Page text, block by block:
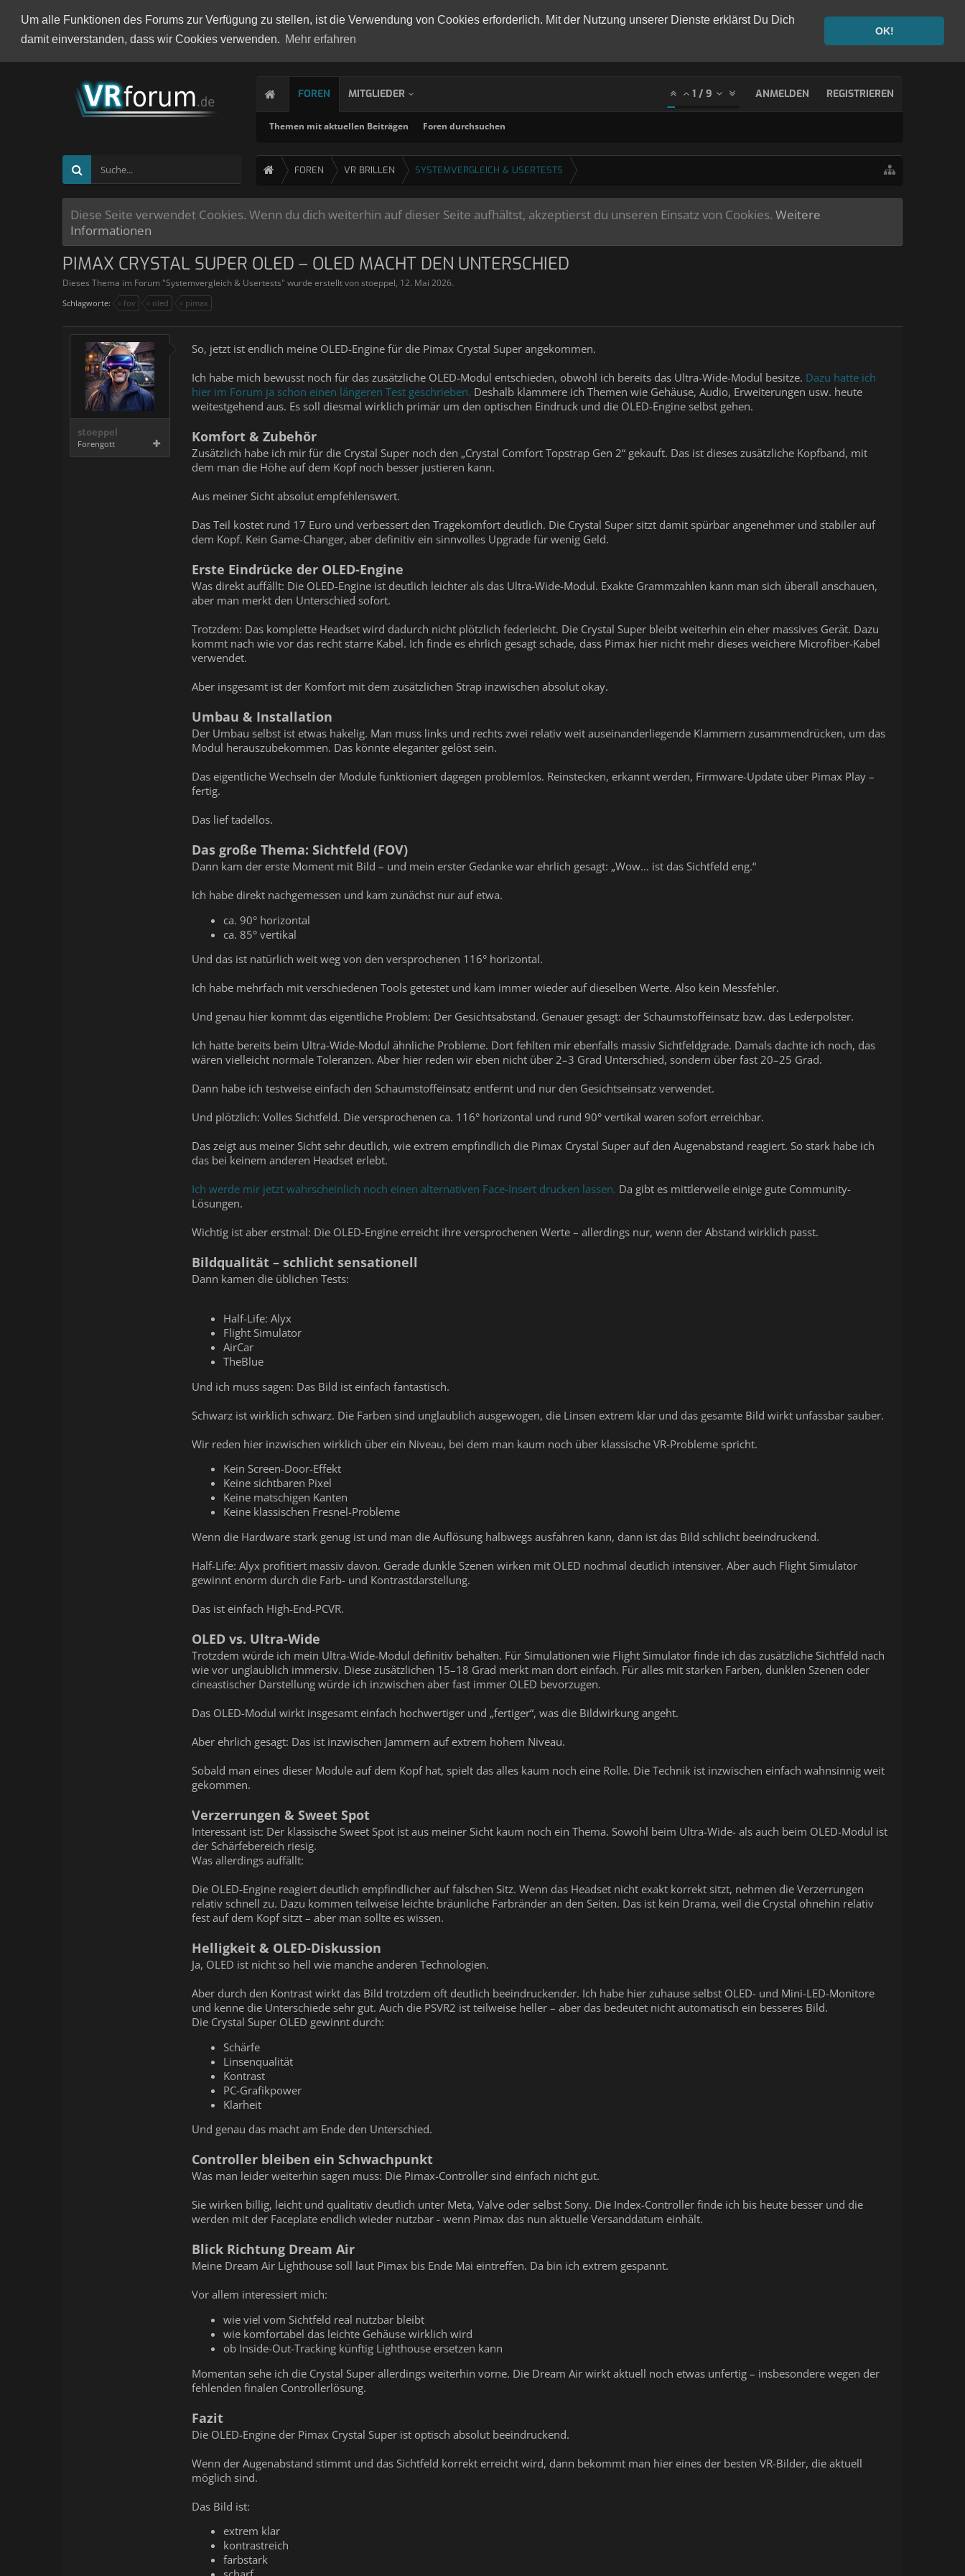
Um alle Funktionen des Forums zur Verfügung zu stellen, ist die Verwendung von Cookies erforderlich. Mit der Nutzung unserer Dienste erklärst Du Dich
damit einverstanden, dass wir Cookies verwenden. Mehr erfahren
OK!
FOREN
Themen mit aktuellen Beiträgen Foren durchsuchen
MITGLIEDER 1 / 9 ANMELDEN REGISTRIEREN
FOREN VR BRILLEN SYSTEMVERGLEICH & USERTESTS
Diese Seite verwendet Cookies. Wenn du dich weiterhin auf dieser Seite aufhältst, akzeptierst du unseren Einsatz von Cookies. Weitere
Informationen
PIMAX CRYSTAL SUPER OLED – OLED MACHT DEN UNTERSCHIED
Dieses Thema im Forum "Systemvergleich & Usertests" wurde erstellt vonstoeppel, 12. Mai 2026.
Schlagworte: fov oled pimax
stoeppel
Forengott
So, jetzt ist endlich meine OLED-Engine für die Pimax Crystal Super angekommen.
Ich habe mich bewusst noch für das zusätzliche OLED-Modul entschieden, obwohl ich bereits das Ultra-Wide-Modul besitze. Dazu hatte ich
hier im Forum ja schon einen längeren Test geschrieben. Deshalb klammere ich Themen wie Gehäuse, Audio, Erweiterungen usw. heute
weitestgehend aus. Es soll diesmal wirklich primär um den optischen Eindruck und die OLED-Engine selbst gehen.
Komfort & Zubehör
Zusätzlich habe ich mir für die Crystal Super noch den „Crystal Comfort Topstrap Gen 2“ gekauft. Das ist dieses zusätzliche Kopfband, mit
dem man die Höhe auf dem Kopf noch besser justieren kann.
Aus meiner Sicht absolut empfehlenswert.
Das Teil kostet rund 17 Euro und verbessert den Tragekomfort deutlich. Die Crystal Super sitzt damit spürbar angenehmer und stabiler auf
dem Kopf. Kein Game-Changer, aber definitiv ein sinnvolles Upgrade für wenig Geld.
Erste Eindrücke der OLED-Engine
Was direkt auffällt: Die OLED-Engine ist deutlich leichter als das Ultra-Wide-Modul. Exakte Grammzahlen kann man sich überall anschauen,
aber man merkt den Unterschied sofort.
Trotzdem: Das komplette Headset wird dadurch nicht plötzlich federleicht. Die Crystal Super bleibt weiterhin ein eher massives Gerät. Dazu
kommt nach wie vor das recht starre Kabel. Ich finde es ehrlich gesagt schade, dass Pimax hier nicht mehr dieses weichere Microfiber-Kabel
verwendet.
Aber insgesamt ist der Komfort mit dem zusätzlichen Strap inzwischen absolut okay.
Umbau & Installation
Der Umbau selbst ist etwas hakelig. Man muss links und rechts zwei relativ weit auseinanderliegende Klammern zusammendrücken, um das
Modul herauszubekommen. Das könnte eleganter gelöst sein.
Das eigentliche Wechseln der Module funktioniert dagegen problemlos. Reinstecken, erkannt werden, Firmware-Update über Pimax Play –
fertig.
Das lief tadellos.
Das große Thema: Sichtfeld (FOV)
Dann kam der erste Moment mit Bild – und mein erster Gedanke war ehrlich gesagt: „Wow… ist das Sichtfeld eng.“
Ich habe direkt nachgemessen und kam zunächst nur auf etwa.
ca. 90° horizontal
ca. 85° vertikal
Und das ist natürlich weit weg von den versprochenen 116° horizontal.
Ich habe mehrfach mit verschiedenen Tools getestet und kam immer wieder auf dieselben Werte. Also kein Messfehler.
Und genau hier kommt das eigentliche Problem: Der Gesichtsabstand. Genauer gesagt: der Schaumstoffeinsatz bzw. das Lederpolster.
Ich hatte bereits beim Ultra-Wide-Modul ähnliche Probleme. Dort fehlten mir ebenfalls massiv Sichtfeldgrade. Damals dachte ich noch, das
wären vielleicht normale Toleranzen. Aber hier reden wir eben nicht über 2–3 Grad Unterschied, sondern über fast 20–25 Grad.
Dann habe ich testweise einfach den Schaumstoffeinsatz entfernt und nur den Gesichtseinsatz verwendet.
Und plötzlich: Volles Sichtfeld. Die versprochenen ca. 116° horizontal und rund 90° vertikal waren sofort erreichbar.
Das zeigt aus meiner Sicht sehr deutlich, wie extrem empfindlich die Pimax Crystal Super auf den Augenabstand reagiert. So stark habe ich
das bei keinem anderen Headset erlebt.
Ich werde mir jetzt wahrscheinlich noch einen alternativen Face-Insert drucken lassen. Da gibt es mittlerweile einige gute Community-
Lösungen.
Wichtig ist aber erstmal: Die OLED-Engine erreicht ihre versprochenen Werte – allerdings nur, wenn der Abstand wirklich passt.
Bildqualität – schlicht sensationell
Dann kamen die üblichen Tests:
Half-Life: Alyx
Flight Simulator
AirCar
TheBlue
Und ich muss sagen: Das Bild ist einfach fantastisch.
Schwarz ist wirklich schwarz. Die Farben sind unglaublich ausgewogen, die Linsen extrem klar und das gesamte Bild wirkt unfassbar sauber.
Wir reden hier inzwischen wirklich über ein Niveau, bei dem man kaum noch über klassische VR-Probleme spricht.
Kein Screen-Door-Effekt
Keine sichtbaren Pixel
Keine matschigen Kanten
Keine klassischen Fresnel-Probleme
Wenn die Hardware stark genug ist und man die Auflösung halbwegs ausfahren kann, dann ist das Bild schlicht beeindruckend.
Half-Life: Alyx profitiert massiv davon. Gerade dunkle Szenen wirken mit OLED nochmal deutlich intensiver. Aber auch Flight Simulator
gewinnt enorm durch die Farb- und Kontrastdarstellung.
Das ist einfach High-End-PCVR.
OLED vs. Ultra-Wide
Trotzdem würde ich mein Ultra-Wide-Modul definitiv behalten. Für Simulationen wie Flight Simulator finde ich das zusätzliche Sichtfeld nach
wie vor unglaublich immersiv. Diese zusätzlichen 15–18 Grad merkt man dort einfach. Für alles mit starken Farben, dunklen Szenen oder
cineastischer Darstellung würde ich inzwischen aber fast immer OLED bevorzugen.
Das OLED-Modul wirkt insgesamt einfach hochwertiger und „fertiger“, was die Bildwirkung angeht.
Aber ehrlich gesagt: Das ist inzwischen Jammern auf extrem hohem Niveau.
Sobald man eines dieser Module auf dem Kopf hat, spielt das alles kaum noch eine Rolle. Die Technik ist inzwischen einfach wahnsinnig weit
gekommen.
Verzerrungen & Sweet Spot
Interessant ist: Der klassische Sweet Spot ist aus meiner Sicht kaum noch ein Thema. Sowohl beim Ultra-Wide- als auch beim OLED-Modul ist
der Schärfebereich riesig.
Was allerdings auffällt:
Die OLED-Engine reagiert deutlich empfindlicher auf falschen Sitz. Wenn das Headset nicht exakt korrekt sitzt, nehmen die Verzerrungen
relativ schnell zu. Dazu kommen teilweise leichte bräunliche Farbränder an den Seiten. Das ist kein Drama, weil die Crystal ohnehin relativ
fest auf dem Kopf sitzt – aber man sollte es wissen.
Helligkeit & OLED-Diskussion
Ja, OLED ist nicht so hell wie manche anderen Technologien.
Aber durch den Kontrast wirkt das Bild trotzdem oft deutlich beeindruckender. Ich habe hier zuhause selbst OLED- und Mini-LED-Monitore
und kenne die Unterschiede sehr gut. Auch die PSVR2 ist teilweise heller – aber das bedeutet nicht automatisch ein besseres Bild.
Die Crystal Super OLED gewinnt durch:
Schärfe
Linsenqualität
Kontrast
PC-Grafikpower
Klarheit
Und genau das macht am Ende den Unterschied.
Controller bleiben ein Schwachpunkt
Was man leider weiterhin sagen muss: Die Pimax-Controller sind einfach nicht gut.
Sie wirken billig, leicht und qualitativ deutlich unter Meta, Valve oder selbst Sony. Die Index-Controller finde ich bis heute besser und die
werden mit der Faceplate endlich wieder nutzbar - wenn Pimax das nun aktuelle Versanddatum einhält.
Blick Richtung Dream Air
Meine Dream Air Lighthouse soll laut Pimax bis Ende Mai eintreffen. Da bin ich extrem gespannt.
Vor allem interessiert mich:
wie viel vom Sichtfeld real nutzbar bleibt
wie komfortabel das leichte Gehäuse wirklich wird
ob Inside-Out-Tracking künftig Lighthouse ersetzen kann
Momentan sehe ich die Crystal Super allerdings weiterhin vorne. Die Dream Air wirkt aktuell noch etwas unfertig – insbesondere wegen der
fehlenden finalen Controllerlösung.
Fazit
Die OLED-Engine der Pimax Crystal Super ist optisch absolut beeindruckend.
Wenn der Augenabstand stimmt und das Sichtfeld korrekt erreicht wird, dann bekommt man hier eines der besten VR-Bilder, die aktuell
möglich sind.
Das Bild ist:
extrem klar
kontrastreich
farbstark